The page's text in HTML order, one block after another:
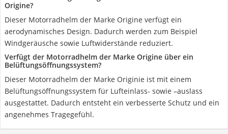
Origine?
Dieser Motorradhelm der Marke Origine verfügt ein
aerodynamisches Design. Dadurch werden zum Beispiel
Windgeräusche sowie Luftwiderstände reduziert.
Verfügt der Motorradhelm der Marke Origine über ein
Belüftungsöffnungssystem?
Dieser Motorradhelm der Marke Originie ist mit einem
Belüftungsöffnungssystem für Lufteinlass- sowie –auslass
ausgestattet. Dadurch entsteht ein verbesserte Schutz und ein
angenehmes Tragegefühl.